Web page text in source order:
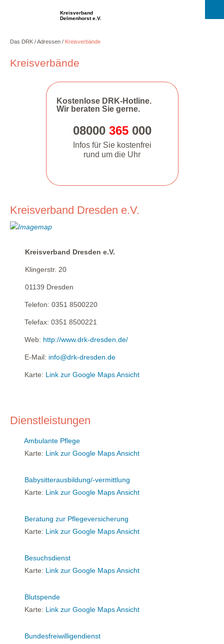
Kreisverband
Delmenhorst e.V.
Das DRK Adressen Kreisverbände
Kreisverbände
Kostenlose DRK-Hotline.
Wir beraten Sie gerne.
08000 365000
Infos für Sie kostenfrei
rund um die Uhr
Kreisverband Dresden e.V.
Kreisverband Dresden e.V.
Klingerstr. 20
01139 Dresden
Telefon: 0351 8500220
Telefax: 0351 8500221
Web: http://www.drk-dresden.de/
E-Mail: info@drk-dresden.de
Karte: Link zur Google Maps Ansicht
Dienstleistungen
Ambulante Pflege
Karte: Link zur Google Maps Ansicht
Babysitterausbildung/-vermittlung
Karte: Link zur Google Maps Ansicht
Beratung zur Pflegeversicherung
Karte: Link zur Google Maps Ansicht
Besuchsdienst
Karte: Link zur Google Maps Ansicht
Blutspende
Karte: Link zur Google Maps Ansicht
Bundesfreiwilligendienst